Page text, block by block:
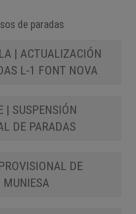
de paradas
| ACTUALIZACIÓN
L-1 FONT NOVA
| SUSPENSIÓN
DE PARADAS
DE
MUNIESA